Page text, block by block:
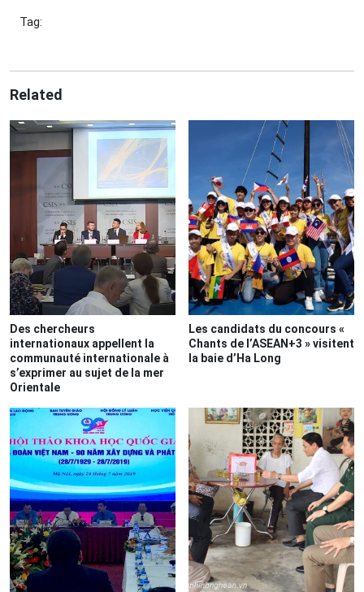
Tag:
Related
Des chercheurs
internationaux appellent la
communauté internationale à
s’exprimer au sujet de la mer
Orientale
Les candidats du concours «
Chants de l’ASEAN+3 » visitent
la baie d’Ha Long